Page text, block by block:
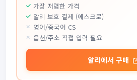
가장 저렴한 가격
알리 보호 결제 (에스크로)
영어/중국어 CS
옵션/주소 직접 입력 필요
알리에서 구매